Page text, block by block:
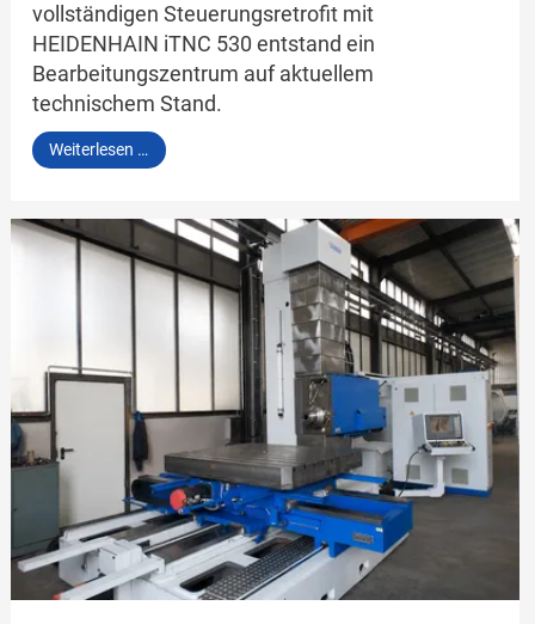
vollständigen Steuerungsretrofit mit
HEIDENHAIN iTNC 530 entstand ein
Bearbeitungszentrum auf aktuellem
technischem Stand.
Weiterlesen … SORALUCE